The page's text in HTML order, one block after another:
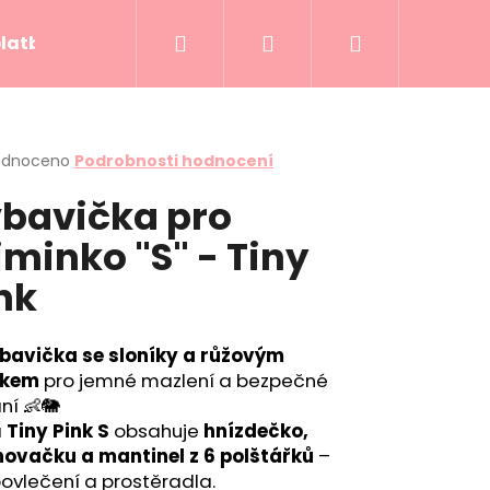
Kontakty Hodnocení obchodu
Přihlášení
Podrobnosti hodnocení
pro
"S" - Tiny
se sloníky a růžovým
pro jemné mazlení a bezpečné
👶🐘
Tiny Pink S obsahuje hnízdečko,
a mantinel z 6 polštářků –
a prostěradla.
SKY